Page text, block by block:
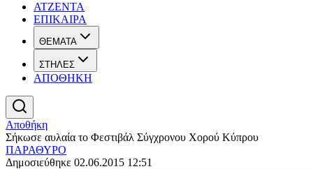
ΑΤΖΕΝΤΑ
ΕΠΙΚΑΙΡΑ
ΘΕΜΑΤΑ
ΣΤΗΛΕΣ
ΑΠΟΘΗΚΗ
Αποθήκη
Σήκωσε αυλαία το Φεστιβάλ Σύγχρονου Χορού Κύπρου
ΠΑΡΑΘΥΡΟ
Δημοσιεύθηκε 02.06.2015 12:51